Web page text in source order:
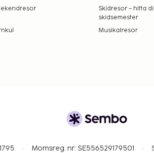
Skidresor – hitta
skidsemester
Musikalresor
Momsreg. nr: SE556529179501